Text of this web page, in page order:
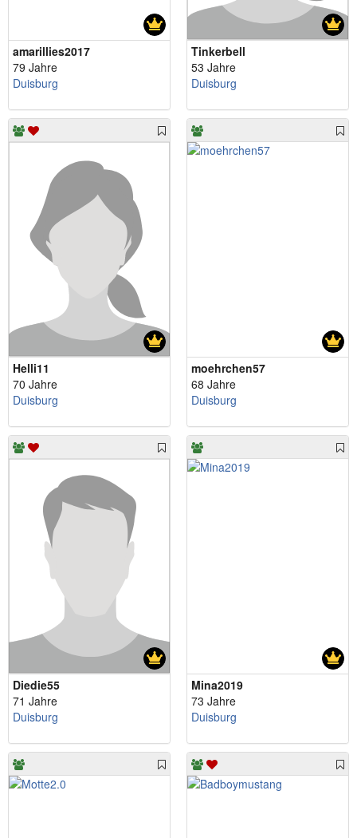
amarillies2017
79 Jahre
Duisburg
Tinkerbell
53 Jahre
Duisburg
Helli11
70 Jahre
Duisburg
moehrchen57
68 Jahre
Duisburg
Diedie55
71 Jahre
Duisburg
Mina2019
73 Jahre
Duisburg